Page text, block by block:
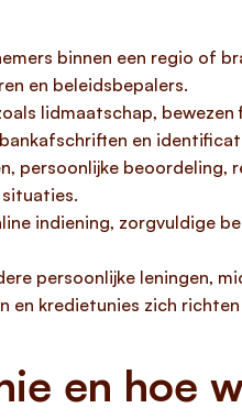
binnen een regio of
en beleidsbepalers.
lidmaatschap,
en
persoonlijke
indiening, zorgvuldige
persoonlijke leningen,
kredietunies zich
en hoe